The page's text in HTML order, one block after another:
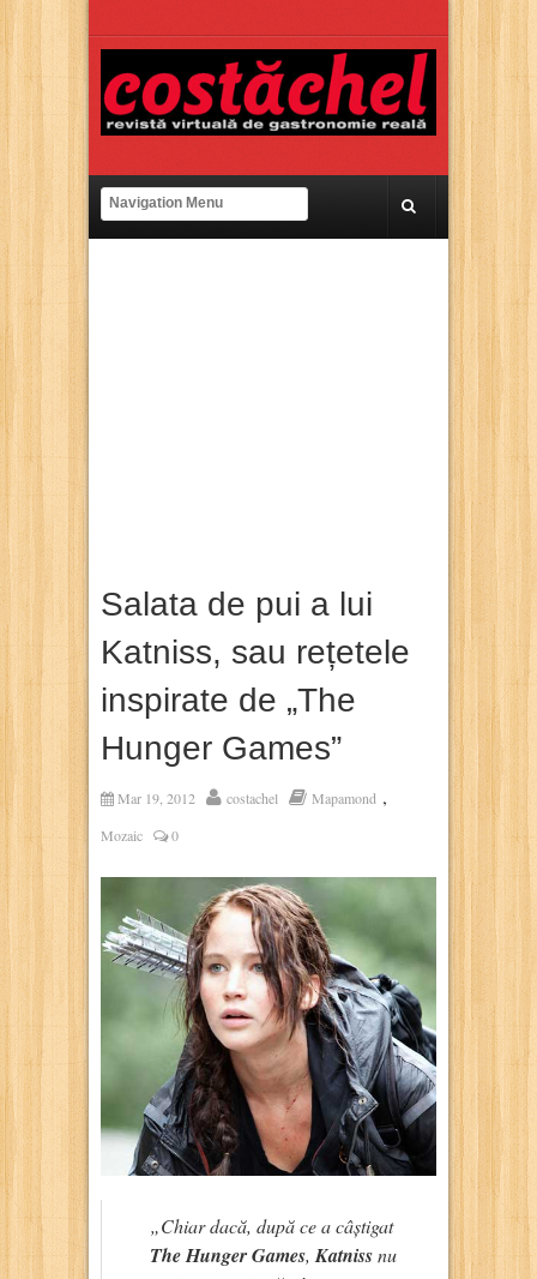
Salata de pui a lui
Katniss, sau rețetele
inspirate de „The
Hunger Games”
Mar 19, 2012 costachel Mapamond ,
Mozaic 0
„Chiar dacă, după ce a câștigat
The Hunger Games, Katnissnu